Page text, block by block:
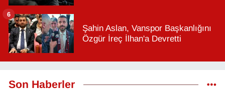
Şahin Aslan, Vanspor Başkanlığını
Özgür İreç İlhan'a Devretti
6
Son Haberler